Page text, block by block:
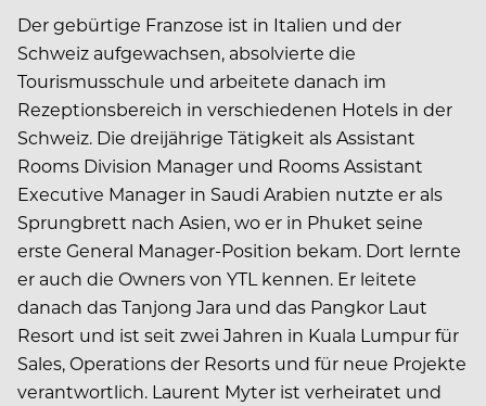
Der gebürtige Franzose ist in Italien und der
Schweiz aufgewachsen, absolvierte die
Tourismusschule und arbeitete danach im
Rezeptionsbereich in verschiedenen Hotels in der
Schweiz. Die dreijährige Tätigkeit als Assistant
Rooms Division Manager und Rooms Assistant
Executive Manager in Saudi Arabien nutzte er als
Sprungbrett nach Asien, wo er in Phuket seine
erste General Manager-Position bekam. Dort lernte
er auch die Owners von YTL kennen. Er leitete
danach das Tanjong Jara und das Pangkor Laut
Resort und ist seit zwei Jahren in Kuala Lumpur für
Sales, Operations der Resorts und für neue Projekte
verantwortlich. Laurent Myter ist verheiratet und